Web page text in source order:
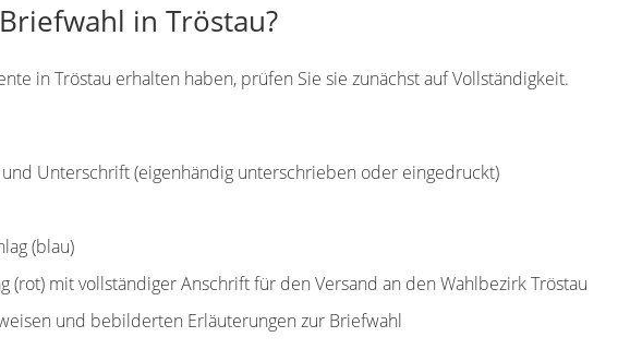
in Tröstau?
in Tröstau erhalten haben, prüfen Sie sie zunächst auf Vollständigkeit.
Unterschrift (eigenhändig unterschrieben oder eingedruckt)
(blau)
(rot) mit vollständiger Anschrift für den Versand an den Wahlbezirk Tröstau
und bebilderten Erläuterungen zur Briefwahl